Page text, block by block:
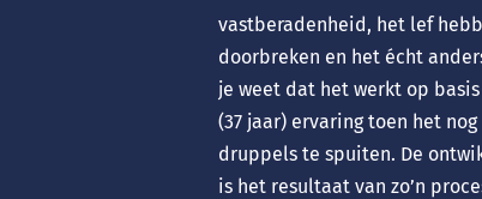
vastberadenheid, het lef
doorbreken en het écht
je weet dat het werkt op
(37 jaar) ervaring toen het
druppels te spuiten. De
is het resultaat van zo’n